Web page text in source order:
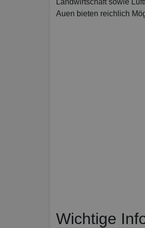
Landwirtschaft sowie
Auen bieten reichlich
Wichtige